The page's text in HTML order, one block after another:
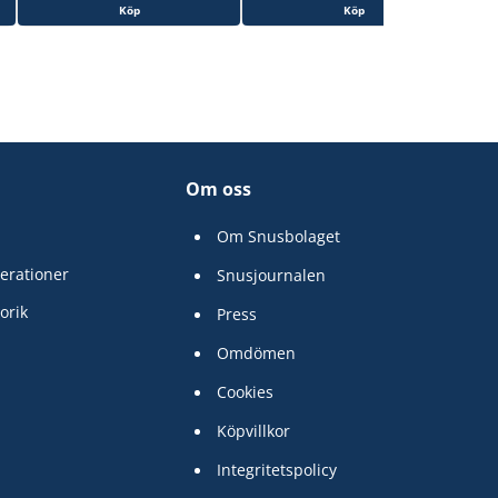
Köp Köp
Om oss
Om Snusbolaget
Snusjournalen
Press
Omdömen
Cookies
Köpvillkor
Integritetspolicy